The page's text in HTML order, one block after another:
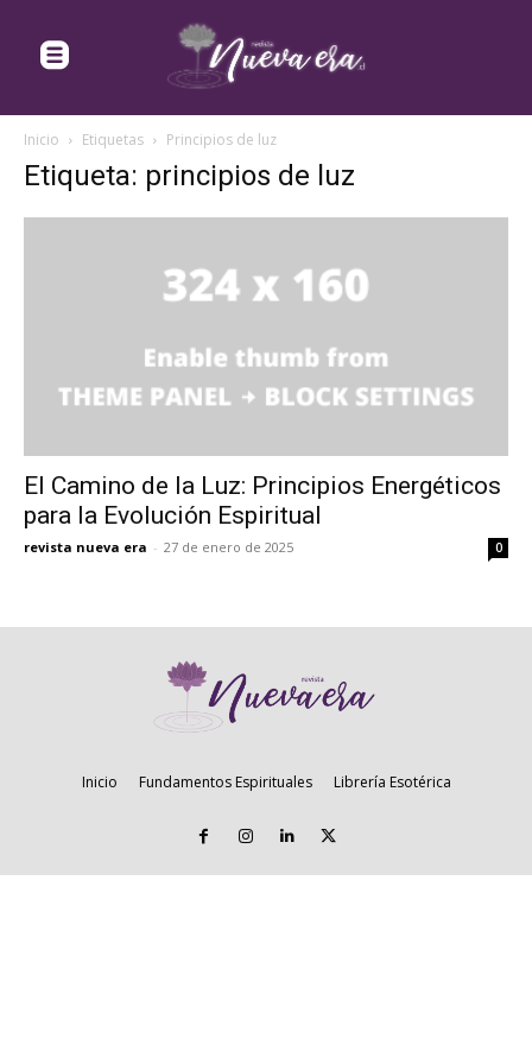
Inicio Etiquetas Principios de luz
Etiqueta: principios de luz
El Camino de la Luz: Principios Energéticos
para la Evolución Espiritual
revista nueva era - 27 de enero de 2025 0
Inicio Fundamentos Espirituales Librería Esotérica